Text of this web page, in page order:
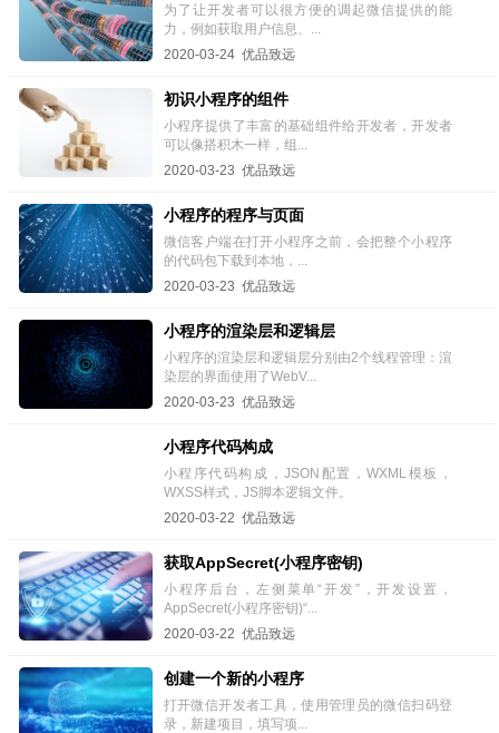
为了让开发者可以很方便的调起微信提供的能
力，例如获取用户信息、...
2020-03-24 优品致远
初识小程序的组件
小程序提供了丰富的基础组件给开发者，开发者
可以像搭积木一样，组...
2020-03-23 优品致远
小程序的程序与页面
微信客户端在打开小程序之前，会把整个小程序
的代码包下载到本地，...
2020-03-23 优品致远
小程序的渲染层和逻辑层
小程序的渲染层和逻辑层分别由2个线程管理：渲
染层的界面使用了WebV...
2020-03-23 优品致远
小程序代码构成
小程序代码构成，JSON配置，WXML模板，
WXSS样式，JS脚本逻辑文件。
2020-03-22 优品致远
获取AppSecret(小程序密钥)
小程序后台，左侧菜单“开发”，开发设置，
AppSecret(小程序密钥)“...
2020-03-22 优品致远
创建一个新的小程序
打开微信开发者工具，使用管理员的微信扫码登
录，新建项目，填写项...